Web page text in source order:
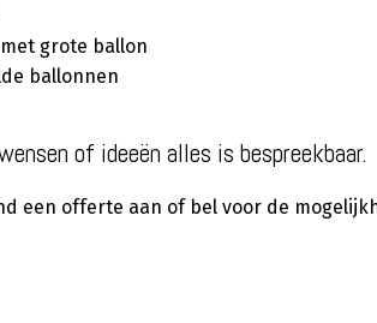
grote ballon
ballonnen
of ideeën alles is bespreekbaar.
een offerte aan of bel voor de